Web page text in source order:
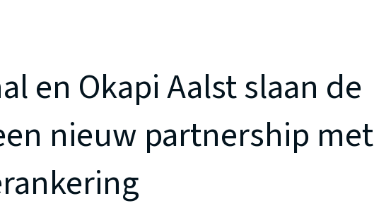
en Okapi Aalst slaan de
nieuw partnership met